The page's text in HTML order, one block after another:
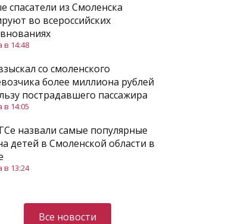
спасатели из Смоленска
во всероссийских
в 14:48
со смоленского
более миллиона рублей
пострадавшего пассажира
в 14:05
назвали самые популярные
детей в Смоленской области в
в 13:24
Все новости